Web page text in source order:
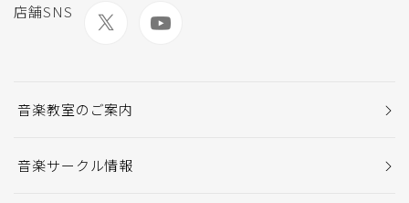
店舗SNS
音楽教室のご案内
音楽サークル情報